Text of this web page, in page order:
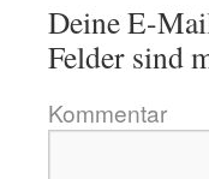
Deine E-
Felder sind
Kommentar